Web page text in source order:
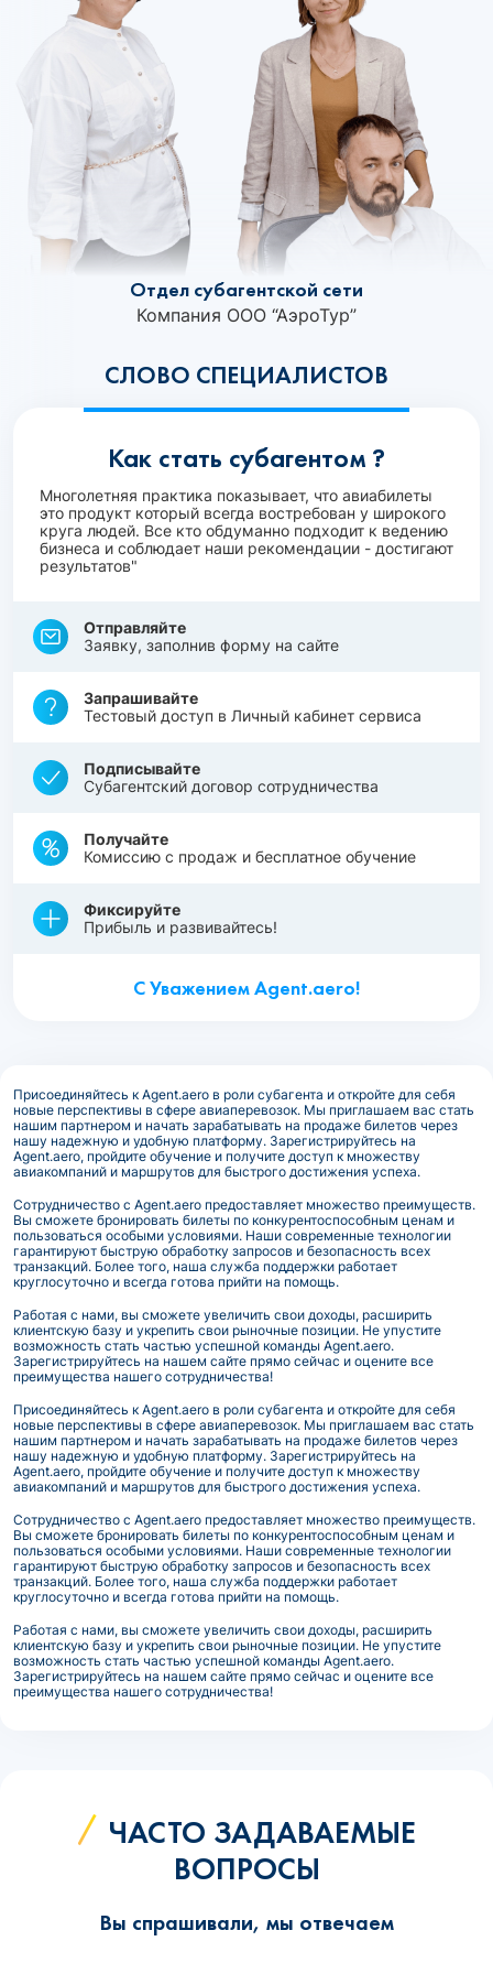
СЛОВО СПЕЦИАЛИСТОВ
Отдел субагентской сети
Компания ООО “АэроТур”
Как стать субагентом ?
Многолетняя практика показывает, что авиабилеты
это продукт который всегда востребован у широкого
круга людей. Все кто обдуманно подходит к ведению
бизнеса и соблюдает наши рекомендации - достигают
результатов"
Отправляйте
Заявку, заполнив форму на сайте
Запрашивайте
Тестовый доступ в Личный кабинет сервиса
Подписывайте
Субагентский договор сотрудничества
Получайте
Комиссию с продаж и бесплатное обучение
Фиксируйте
Прибыль и развивайтесь!
С Уважением Agent.aero!
Присоединяйтесь к Agent.aero в роли субагента и откройте для себя
новые перспективы в сфере авиаперевозок. Мы приглашаем вас стать
нашим партнером и начать зарабатывать на продаже билетов через
нашу надежную и удобную платформу. Зарегистрируйтесь на
Agent.aero, пройдите обучение и получите доступ к множеству
авиакомпаний и маршрутов для быстрого достижения успеха.
Сотрудничество с Agent.aero предоставляет множество преимуществ.
Вы сможете бронировать билеты по конкурентоспособным ценам и
пользоваться особыми условиями. Наши современные технологии
гарантируют быструю обработку запросов и безопасность всех
транзакций. Более того, наша служба поддержки работает
круглосуточно и всегда готова прийти на помощь.
Работая с нами, вы сможете увеличить свои доходы, расширить
клиентскую базу и укрепить свои рыночные позиции. Не упустите
возможность стать частью успешной команды Agent.aero.
Зарегистрируйтесь на нашем сайте прямо сейчас и оцените все
преимущества нашего сотрудничества!
Присоединяйтесь к Agent.aero в роли субагента и откройте для себя
новые перспективы в сфере авиаперевозок. Мы приглашаем вас стать
нашим партнером и начать зарабатывать на продаже билетов через
нашу надежную и удобную платформу. Зарегистрируйтесь на
Agent.aero, пройдите обучение и получите доступ к множеству
авиакомпаний и маршрутов для быстрого достижения успеха.
Сотрудничество с Agent.aero предоставляет множество преимуществ.
Вы сможете бронировать билеты по конкурентоспособным ценам и
пользоваться особыми условиями. Наши современные технологии
гарантируют быструю обработку запросов и безопасность всех
транзакций. Более того, наша служба поддержки работает
круглосуточно и всегда готова прийти на помощь.
Работая с нами, вы сможете увеличить свои доходы, расширить
клиентскую базу и укрепить свои рыночные позиции. Не упустите
возможность стать частью успешной команды Agent.aero.
Зарегистрируйтесь на нашем сайте прямо сейчас и оцените все
преимущества нашего сотрудничества!
ЧАСТО ЗАДАВАЕМЫЕ
ВОПРОСЫ
Вы спрашивали, мы отвечаем